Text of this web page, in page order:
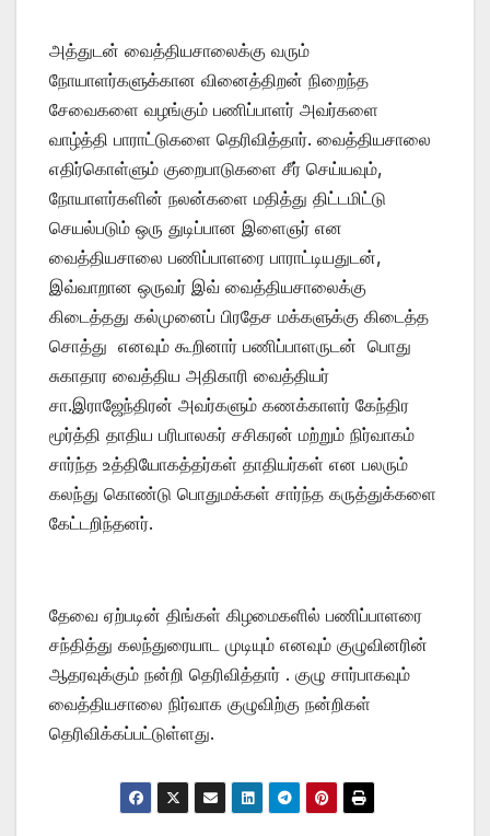
அத்துடன் வைத்தியசாலைக்கு வரும்
நோயாளர்களுக்கான வினைத்திறன் நிறைந்த
சேவைகளை வழங்கும் பணிப்பாளர் அவர்களை
வாழ்த்தி பாராட்டுகளை தெரிவித்தார். வைத்தியசாலை
எதிர்கொள்ளும் குறைபாடுகளை சீர் செய்யவும்,
நோயாளர்களின் நலன்களை மதித்து திட்டமிட்டு
செயல்படும் ஒரு துடிப்பான இளைஞர் என
வைத்தியசாலை பணிப்பாளரை பாராட்டியதுடன்,
இவ்வாறான ஒருவர் இவ் வைத்தியசாலைக்கு
கிடைத்தது கல்முனைப் பிரதேச மக்களுக்கு கிடைத்த
சொத்து எனவும் கூறினார் பணிப்பாளருடன் பொது
சுகாதார வைத்திய அதிகாரி வைத்தியர்
சா.இராஜேந்திரன் அவர்களும் கணக்காளர் கேந்திர
மூர்த்தி தாதிய பரிபாலகர் சசிகரன் மற்றும் நிர்வாகம்
சார்ந்த உத்தியோகத்தர்கள் தாதியர்கள் என பலரும்
கலந்து கொண்டு பொதுமக்கள் சார்ந்த கருத்துக்களை
கேட்டறிந்தனர்.
தேவை ஏற்படின் திங்கள் கிழமைகளில் பணிப்பாளரை
சந்தித்து கலந்துரையாட முடியும் எனவும் குழுவினரின்
ஆதரவுக்கும் நன்றி தெரிவித்தார் . குழு சார்பாகவும்
வைத்தியசாலை நிர்வாக குழுவிற்கு நன்றிகள்
தெரிவிக்கப்பட்டுள்ளது.